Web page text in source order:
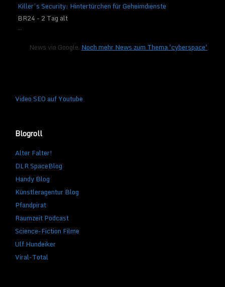
Killer’s Security: Hintertürchen für Geheimdienste
BR24 - 2 Tag alt
...
News via Google. Noch mehr News zum Thema 'cyberspace'
Video SEO auf Youtube
Blogroll
Alter Falter!
DLR SpaceBlog
Handy Blog
Künstleragentur Blog
Pfandpirat
Raumzeit Podcast
Science-Fiction Filme
Ulf Hundeiker
Viral-Total